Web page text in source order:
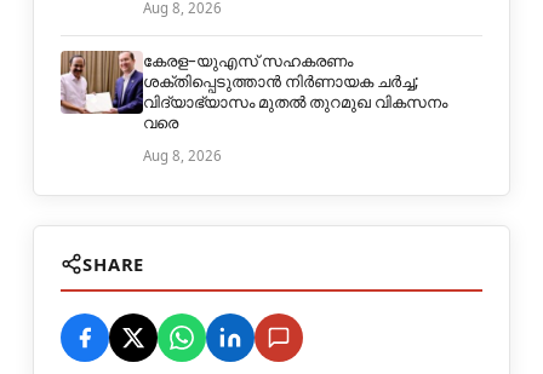
Aug 8, 2026
കേരള–യുഎസ് സഹകരണം
ശക്തിപ്പെടുത്താൻ നിർണായക ചർച്ച;
വിദ്യാഭ്യാസം മുതൽ തുറമുഖ വികസനം
വരെ
Aug 8, 2026
SHARE